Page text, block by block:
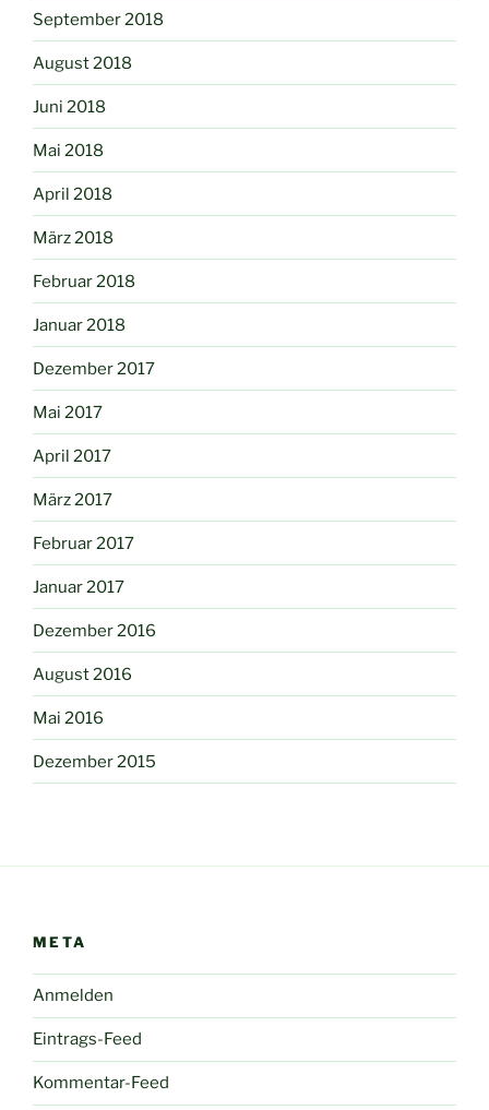
September 2018
August 2018
Juni 2018
Mai 2018
April 2018
März 2018
Februar 2018
Januar 2018
Dezember 2017
Mai 2017
April 2017
März 2017
Februar 2017
Januar 2017
Dezember 2016
August 2016
Mai 2016
Dezember 2015
META
Anmelden
Eintrags-Feed
Kommentar-Feed